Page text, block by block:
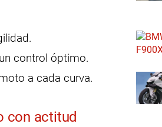
control óptimo.
a cada curva.
con actitud